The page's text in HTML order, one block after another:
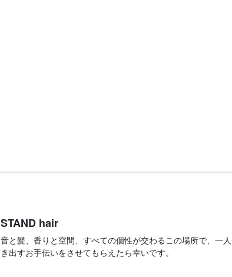
STAND hair
音と髪、香りと空間、すべての個性が交わるこの場所で、一
き出すお手伝いをさせてもらえたら幸いです。